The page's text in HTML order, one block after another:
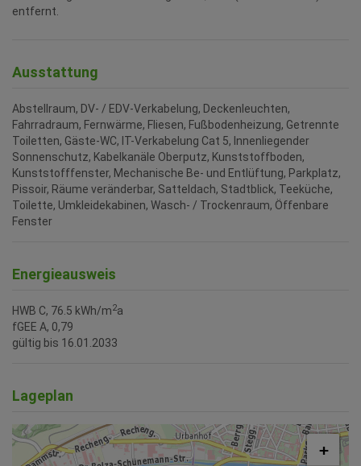
entfernt.
Ausstattung
Abstellraum DV- / EDV-Verkabelung Deckenleuchten
Fahrradraum Fernwärme Fliesen Fußbodenheizung Getrennte
Toiletten Gäste-WC IT-Verkabelung Cat 5
Innenliegender
Sonnenschutz Kabelkanäle Oberputz Kunststoffboden
Kunststofffenster Mechanische Be- und Entlüftung Parkplatz
Pissoir Räume veränderbar Satteldach Stadtblick Teeküche
Toilette Umkleidekabinen Wasch- / Trockenraum Öffenbare
Fenster
Energieausweis
HWB C, 76.5 kWh/m2a
fGEE A, 0,79
gültig bis 16.01.2033
Lageplan
+